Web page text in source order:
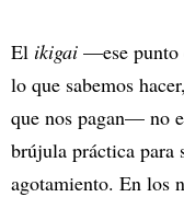
El ikigai —ese punto
lo que sabemos
que nos pagan— no
brújula práctica para
agotamiento. En los